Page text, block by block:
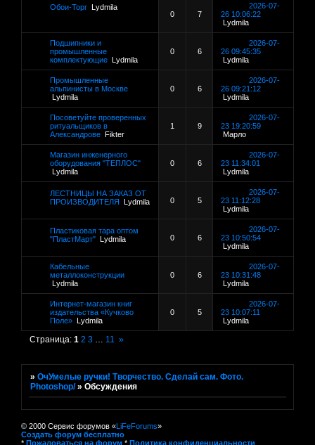
Обои-Торг Lydmila
0
7
2026-07-
26 10:06:22
Lydmila
Подшипники и
промышленные
комплектующие Lydmila
0 6
2026-07-
26 09:45:35
Lydmila
Промышленные
альпинисты в Москве
Lydmila
0 6
2026-07-
26 09:21:12
Lydmila
Посоветуйте проверенных
ритуальщиков в
Александрове Fikter
1 9
2026-07-
23 19:20:59
Марло
Магазин инженерного
оборудования "ТЕПЛОС"
Lydmila
0 6
2026-07-
23 11:34:01
Lydmila
ЛЕСТНИЦЫ НА ЗАКАЗ ОТ
ПРОИЗВОДИТЕЛЯ Lydmila 0 5
2026-07-
23 11:12:28
Lydmila
Пластиковая тара оптом
"ПластМарт" Lydmila 0 6
2026-07-
23 10:50:54
Lydmila
Кабельные
металлоконструкции
Lydmila
0 6
2026-07-
23 10:31:48
Lydmila
Интернет-магазин книг
издательства «Кучково
Поле» Lydmila
0 5
2026-07-
23 10:07:11
Lydmila
Страница:1 2 3 … 11 »
»ОчУмелые ручки! Творчество. Сделай сам. Фото.
Photoshop/ »Обсуждения
© 2000 Сервис форумов «LiFeForums»
Создать форум бесплатно
* Пожаловаться на форум * Политика конфиденциальности